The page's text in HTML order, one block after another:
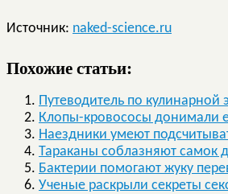
Источник: naked-science.ru
Похожие статьи:
Путеводитель по кулинарной
Клопы-кровососы донимали
Наездники умеют
Тараканы соблазняют самок
Бактерии помогают жуку
Ученые раскрыли секреты